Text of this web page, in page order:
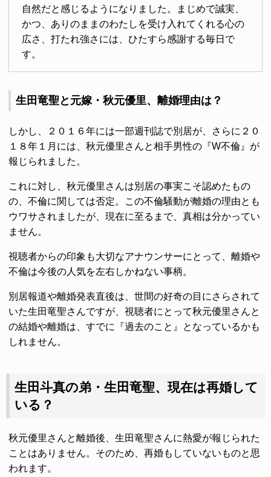
自然だと感じるようになりました。まじめで誠実、
かつ、ありのままのわたしを受け入れてくれる心の
広さ、打たれ強さには、ひたすら感謝する毎日で
す。
生田竜聖と元嫁・秋元優里、離婚理由は？
しかし、２０１６年には一部週刊誌で別居が、さらに２０
１８年１月には、秋元優里さんと相手男性の『W不倫』が
報じられました。
これに対し、秋元優里さんは別居の事実こそ認めたもの
の、不倫に関しては否定。この不倫騒動が離婚の理由とも
ウワサされましたが、現在に至るまで、真相は分かってい
ません。
視聴者からの印象も大切なアナウンサーにとって、離婚や
不倫は今後の人気を左右しかねない事柄。
別居報道や離婚発表直後は、世間の好奇の目にさらされて
いた生田竜聖さんですが、視聴者にとって秋元優里さんと
の結婚や離婚は、すでに『過去のこと』となっているかも
しれません。
生田斗真の弟・生田竜聖、現在は再婚して
いる？
秋元優里さんと離婚後、生田竜聖さんに熱愛が報じられた
ことはありません。そのため、再婚もしていないものと思
われます。